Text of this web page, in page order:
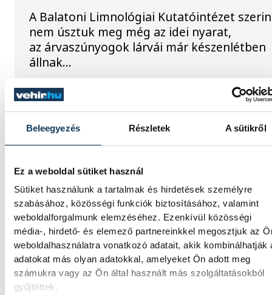
Beleegyezés Részletek A sütikről
Ez a weboldal sütiket használ
Sütiket használunk a tartalmak és hirdetések személyre
szabásához, közösségi funkciók biztosításához, valamint
weboldalforgalmunk elemzéséhez. Ezenkívül közösségi
média-, hirdető- és elemező partnereinkkel megosztjuk az
weboldalhasználatra vonatkozó adatait, akik kombinálhatják
adatokat más olyan adatokkal, amelyeket Ön adott meg
számukra vagy az Ön által használt más szolgáltatásokból
gyűjtöttek.
A Balatoni Limnológiai Kutatóintézet
nem úsztuk meg még az idei nyarat,
az árvaszúnyogok lárvái már készenlétben
állnak...
KÖZÉRDEKŰ
Ideiglenes
forgalomkorlátozás a Jókai
utcában
KÖZÉRDEKŰ
Rengeteg szabálytalanságot